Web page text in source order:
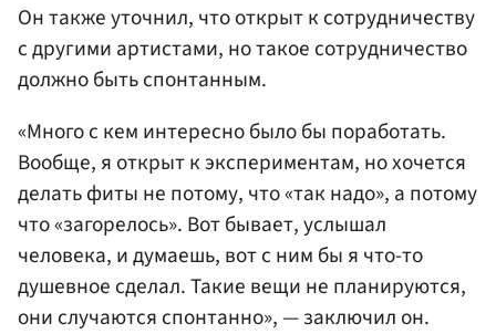
Он также уточнил, что открыт к сотрудничеству
с другими артистами, но такое сотрудничество
должно быть спонтанным.
«Много с кем интересно было бы поработать.
Вообще, я открыт к экспериментам, но хочется
делать фиты не потому, что «так надо», а потому
что «загорелось». Вот бывает, услышал
человека, и думаешь, вот с ним бы я что-то
душевное сделал. Такие вещи не планируются,
они случаются спонтанно», — заключил он.